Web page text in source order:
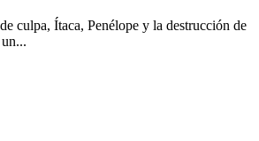
culpa, Ítaca, Penélope y la destrucción de